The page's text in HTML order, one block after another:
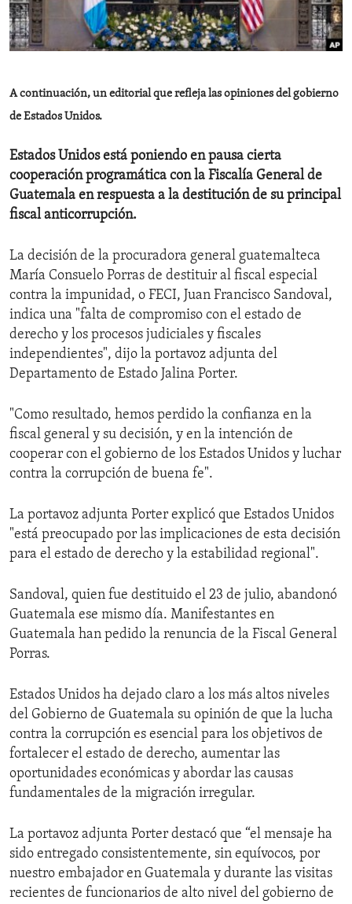
ENVIRONMENT AND HEALTH
IDEALS AND INSTITUTIONS
A continuación, un editorial que refleja las opiniones del gobierno
de Estados Unidos.
Estados Unidos está poniendo en pausa cierta
cooperación programática con la Fiscalía General de
Guatemala en respuesta a la destitución de su principal
fiscal anticorrupción.
La decisión de la procuradora general guatemalteca
María Consuelo Porras de destituir al fiscal especial
contra la impunidad, o FECI, Juan Francisco Sandoval,
indica una "falta de compromiso con el estado de
derecho y los procesos judiciales y fiscales
independientes", dijo la portavoz adjunta del
Departamento de Estado Jalina Porter.
"Como resultado, hemos perdido la confianza en la
fiscal general y su decisión, y en la intención de
cooperar con el gobierno de los Estados Unidos y luchar
contra la corrupción de buena fe".
La portavoz adjunta Porter explicó que Estados Unidos
"está preocupado por las implicaciones de esta decisión
para el estado de derecho y la estabilidad regional".
Sandoval, quien fue destituido el 23 de julio, abandonó
Guatemala ese mismo día. Manifestantes en
Guatemala han pedido la renuncia de la Fiscal General
Porras.
Estados Unidos ha dejado claro a los más altos niveles
del Gobierno de Guatemala su opinión de que la lucha
contra la corrupción es esencial para los objetivos de
fortalecer el estado de derecho, aumentar las
oportunidades económicas y abordar las causas
fundamentales de la migración irregular.
La portavoz adjunta Porter destacó que “el mensaje ha
sido entregado consistentemente, sin equívocos, por
nuestro embajador en Guatemala y durante las visitas
recientes de funcionarios de alto nivel del gobierno de